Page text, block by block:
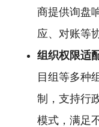
商提供询盘
应、对账等
组织权限适
目组等多种
制，支持行
模式，满足